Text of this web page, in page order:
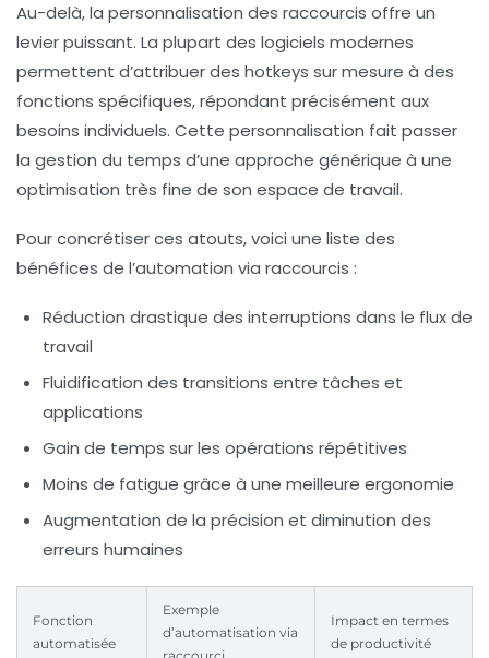
Au-delà, la personnalisation des raccourcis offre un
levier puissant. La plupart des logiciels modernes
permettent d’attribuer des hotkeys sur mesure à des
fonctions spécifiques, répondant précisément aux
besoins individuels. Cette personnalisation fait passer
la gestion du temps d’une approche générique à une
optimisation très fine de son espace de travail.
Pour concrétiser ces atouts, voici une liste des
bénéfices de l’automation via raccourcis :
Réduction drastique des interruptions dans le flux de
travail
Fluidification des transitions entre tâches et
applications
Gain de temps sur les opérations répétitives
Moins de fatigue grâce à une meilleure ergonomie
Augmentation de la précision et diminution des
erreurs humaines
Fonction
automatisée
Exemple
d’automatisation via
Impact en termes
de productivité